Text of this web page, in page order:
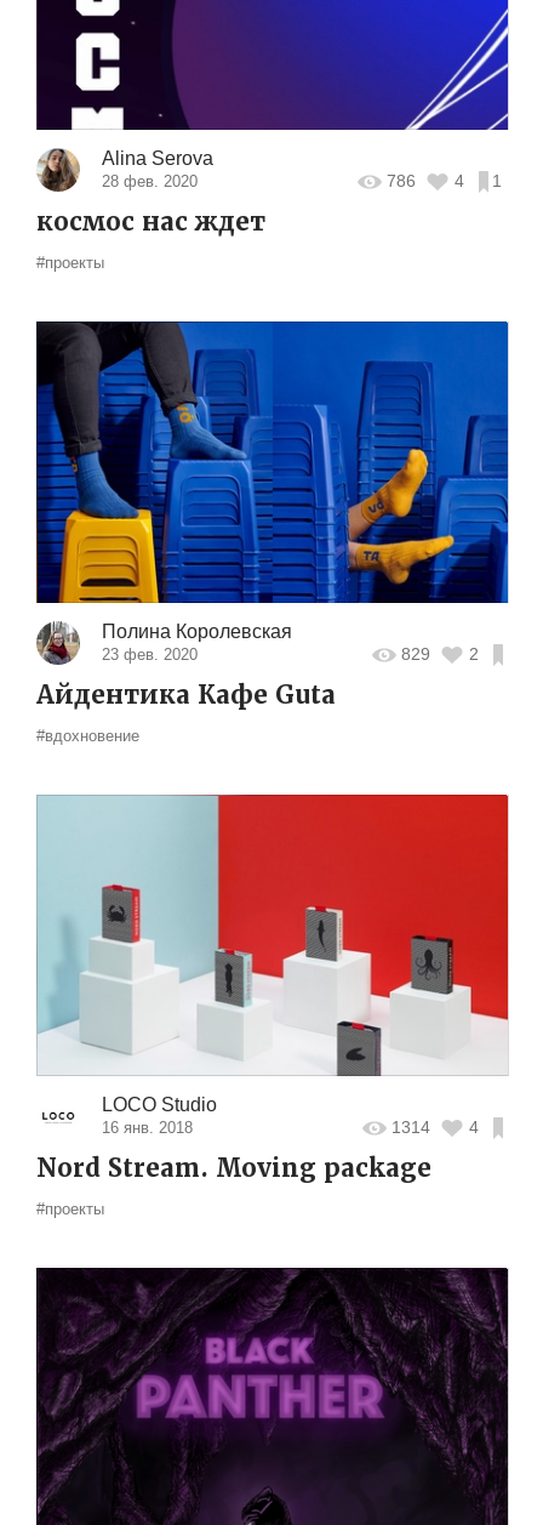
Alina Serova
28 фев. 2020 786 4 1
космос нас ждет
#проекты
Полина Королевская
23 фев. 2020 829 2
Айдентика Кафе Guta
#вдохновение
LOCO Studio
16 янв. 2018 1314 4
Nord Stream. Moving package
#проекты